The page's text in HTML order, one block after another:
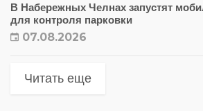
В Набережных Челнах запустят
для контроля парковки
07.08.2026
Читать еще